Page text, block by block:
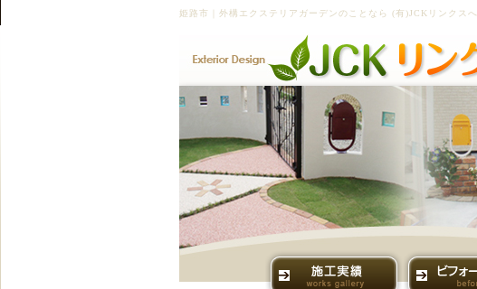
姫路市｜外構エクステリアガーデンのことなら (有)JCKリンクスへ